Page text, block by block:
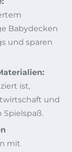
Babydecken
und sparen
ist,
und
mit